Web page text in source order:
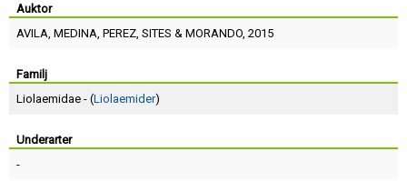
Auktor
AVILA, MEDINA, PEREZ, SITES & MORANDO, 2015
Familj
Liolaemidae - (Liolaemider)
Underarter
-
Terms of Service